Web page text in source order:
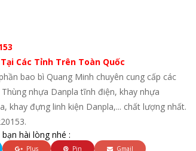
Các Tỉnh Trên Toàn Quốc
bao bì Quang Minh chuyên cung cấp các
nhựa Danpla tĩnh điện, khay nhựa
khay đựng linh kiện Danpla,... chất lượng nhất.
hài lòng nhé :
Plus Pin Gmail